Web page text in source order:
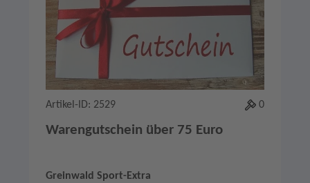
Artikel-ID: 2529 0
Warengutschein über 75 Euro
Greinwald Sport-Extra